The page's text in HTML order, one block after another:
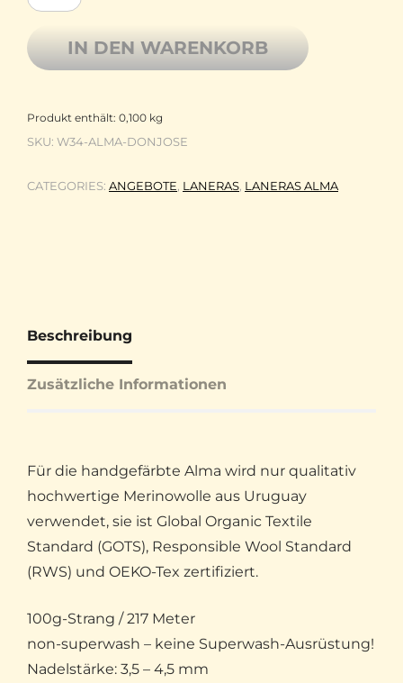
IN DEN WARENKORB
Produkt enthält: 0,100 kg
SKU: W34-ALMA-DONJOSE
CATEGORIES: ANGEBOTE LANERAS LANERAS ALMA
Beschreibung
Zusätzliche Informationen
Für die handgefärbte Alma wird nur qualitativ
hochwertige Merinowolle aus Uruguay
verwendet, sie ist Global Organic Textile
Standard (GOTS), Responsible Wool Standard
(RWS) und OEKO-Tex zertifiziert.
100g-Strang / 217 Meter
non-superwash – keine Superwash-Ausrüstung!
Nadelstärke: 3,5 – 4,5 mm